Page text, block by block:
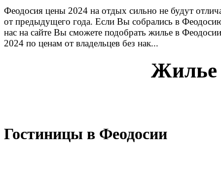
Феодосия цены 2024 на отдых сильно не будут
от предыдущего года. Если Вы собрались в
нас на сайте Вы сможете подобрать жилье в Феодосии
2024 по ценам от владельцев без нак...
Жилье
Гостиницы в Феодосии